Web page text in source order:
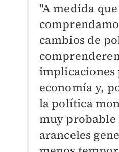
"A medida que
cambios de
implicaciones
economía y,
la política
muy probable
aranceles